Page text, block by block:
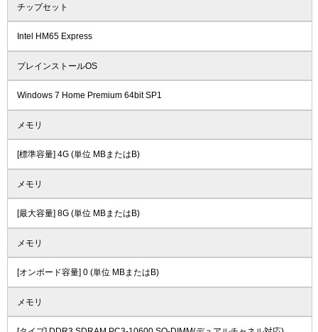
チップセット
Intel HM65 Express
プレインストールOS
Windows 7 Home Premium 64bit SP1
メモリ
[標準容量] 4G (単位 MBまたはB)
メモリ
[最大容量] 8G (単位 MBまたはB)
メモリ
[オンボード容量] 0 (単位 MBまたはB)
メモリ